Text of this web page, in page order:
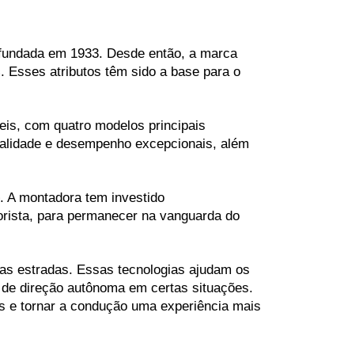
em 1933. Desde então, a marca
Esses atributos têm sido a base para o
com quatro modelos principais
e desempenho excepcionais, além
montadora tem investido
para permanecer na vanguarda do
estradas. Essas tecnologias ajudam os
direção autônoma em certas situações.
tornar a condução uma experiência mais